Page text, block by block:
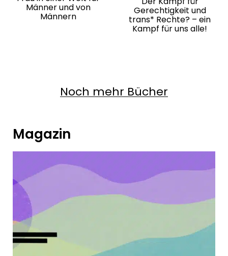
Männer und von
Männern
Gerechtigkeit und
trans* Rechte? – ein
Kampf für uns alle!
Noch mehr Bücher
Magazin